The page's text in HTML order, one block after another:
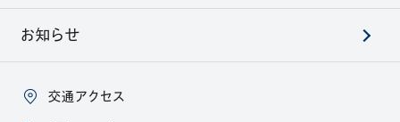
お知らせ
交通アクセス